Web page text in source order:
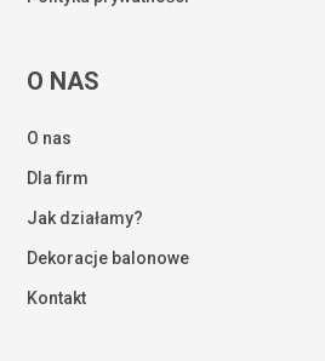
O NAS
O nas
Dla firm
Jak działamy?
Dekoracje balonowe
Kontakt